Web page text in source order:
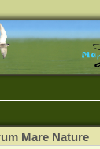
Mare Nature